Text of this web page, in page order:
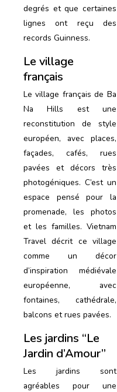
degrés et que certaines
lignes ont reçu des
records Guinness.
Le village
français
Le village français de Ba
Na Hills est une
reconstitution de style
européen, avec places,
façades, cafés, rues
pavées et décors très
photogéniques. C’est un
espace pensé pour la
promenade, les photos
et les familles. Vietnam
Travel décrit ce village
comme un décor
d’inspiration médiévale
européenne, avec
fontaines, cathédrale,
balcons et rues pavées.
Les jardins “Le
Jardin d’Amour”
Les jardins sont
agréables pour une